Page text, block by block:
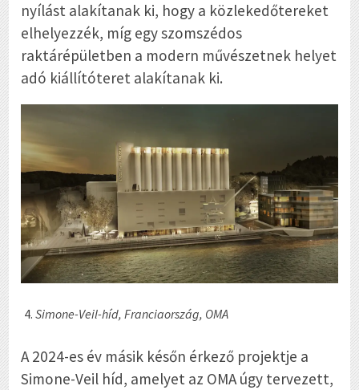
nyílást alakítanak ki, hogy a közlekedőtereket
elhelyezzék, míg egy szomszédos
raktárépületben a modern művészetnek helyet
adó kiállítóteret alakítanak ki.
Simone-Veil-híd, Franciaország, OMA
A 2024-es év másik későn érkező projektje a
Simone-Veil híd, amelyet az OMA úgy tervezett,